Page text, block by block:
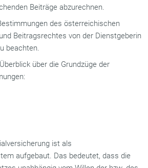
Beiträge abzurechnen.
des österreichischen
Beitragsrechtes von der Dienstgeberin
beachten.
über die Grundzüge der
ist als
aufgebaut. Das bedeutet, dass die